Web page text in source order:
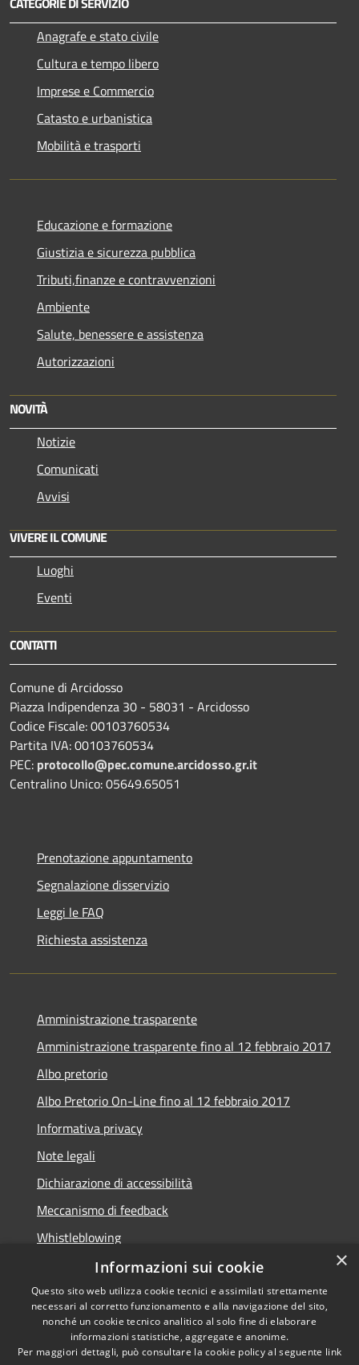
Anagrafe e stato civile
Cultura e tempo libero
Imprese e Commercio
Catasto e urbanistica
Mobilità e trasporti
Educazione e formazione
Giustizia e sicurezza pubblica
Tributi,finanze e contravvenzioni
Ambiente
Salute, benessere e assistenza
Autorizzazioni
NOVITÀ
Notizie
Comunicati
Avvisi
VIVERE IL COMUNE
Luoghi
Eventi
CONTATTI
Comune di Arcidosso
Piazza Indipendenza 30 - 58031 - Arcidosso
Codice Fiscale: 00103760534
Partita IVA: 00103760534
PEC: protocollo@pec.comune.arcidosso.gr.it
Centralino Unico: 05649.65051
Prenotazione appuntamento
Segnalazione disservizio
Leggi le FAQ
Richiesta assistenza
Amministrazione trasparente
Amministrazione trasparente fino al 12 febbraio 2017
Albo pretorio
Albo Pretorio On-Line fino al 12 febbraio 2017
Informativa privacy
Note legali
Dichiarazione di accessibilità
Meccanismo di feedback
Whistleblowing
Accessibilità
Privacy
Copyright © 2026 • Comune di
Arcidosso • Powered by
Municipium•Accesso
×
Informazioni sui cookie
Questo sito web utilizza cookie tecnici e assimilati strettamente
necessari al corretto funzionamento e alla navigazione del sito,
nonché un cookie tecnico analitico al solo fine di elaborare
informazioni statistiche, aggregate e anonime.
Per maggiori dettagli, può consultare la cookie policy al seguente link